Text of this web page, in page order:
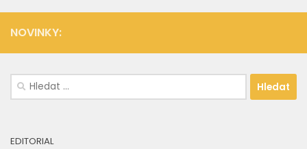
NOVINKY:
Vyhledávání
EDITORIAL